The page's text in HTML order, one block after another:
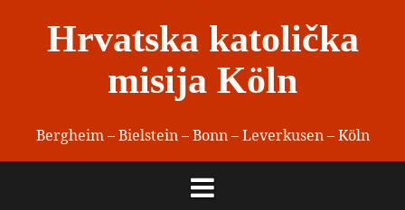
Hrvatska katolička
misija Köln
Bergheim – Bielstein – Bonn – Leverkusen – Köln